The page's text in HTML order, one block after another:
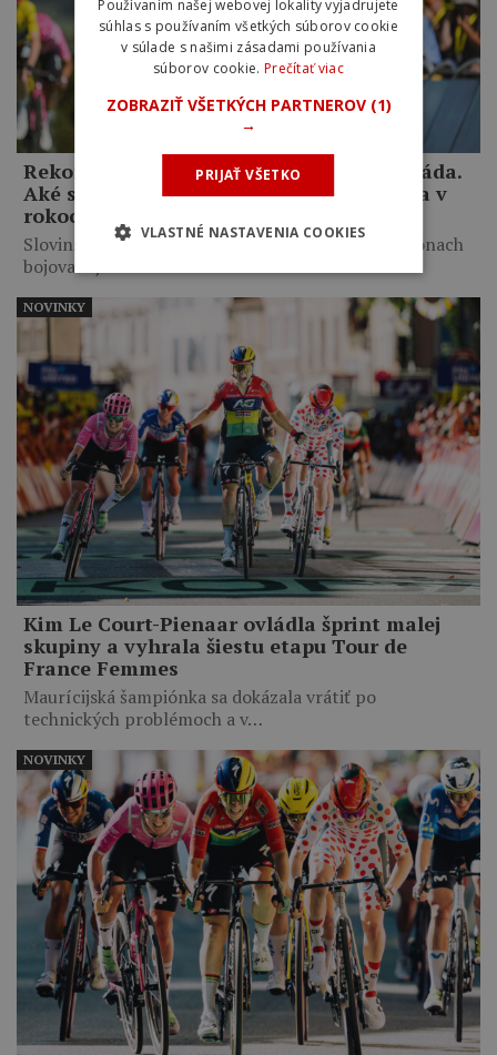
Rekord Petra Sagana, Roubaix aj olympiáda.
Aké sú ďalšie veľké ciele Tadeja Pogačara v
rokoch 2027 a 2028?
Slovinský cyklista plánuje v najbližších dvoch sezónach
bojovať aj o…
Kim Le Court-Pienaar ovládla šprint malej
skupiny a vyhrala šiestu etapu Tour de
France Femmes
Maurícijská šampiónka sa dokázala vrátiť po
technických problémoch a v…
NOVINKY
NOVINKY
Používaním našej webovej lokality vyjadrujete
súhlas s používaním všetkých súborov cookie
v súlade s našimi zásadami používania
súborov cookie. Prečítať viac
ZOBRAZIŤ VŠETKÝCH PARTNEROV (1)
→
PRIJAŤ VŠETKO
VLASTNÉ NASTAVENIA COOKIES